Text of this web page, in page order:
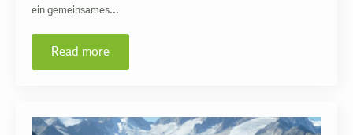
ein gemeinsames…
Read more